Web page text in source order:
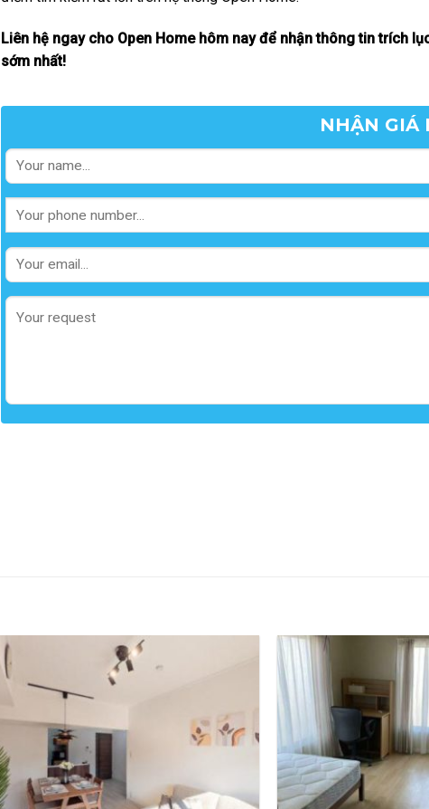
Liên hệ ngay cho Open Home hôm nay để nhận thông tin trích
sớm nhất!
NHẬN GIÁ